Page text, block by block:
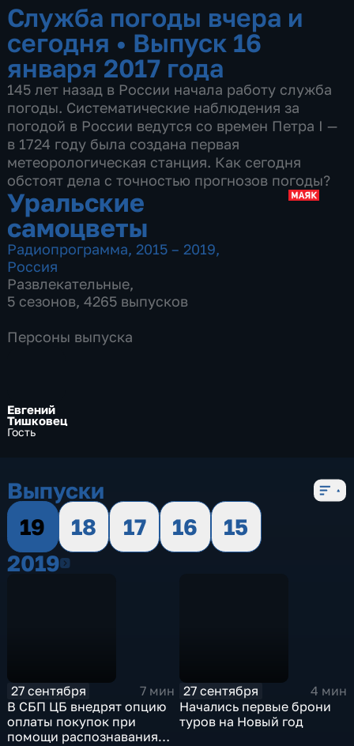
Служба погоды вчера и
сегодня • Выпуск 16
января 2017 года
145 лет назад в России начала работу служба
погоды. Систематические наблюдения за
погодой в России ведутся со времен Петра I —
в 1724 году была создана первая
метеорологическая станция. Как сегодня
обстоят дела с точностью прогнозов погоды?
Уральские
самоцветы
Радиопрограмма, 2015 – 2019,
Россия
Развлекательные,
5 сезонов, 4265 выпусков
Персоны выпуска
Евгений
Тишковец
Гость
Выпуски
19
18 17 16
15
20192019
27 сентября
7 мин
В СБП ЦБ внедрят опцию
оплаты покупок при
помощи распознавания
27 сентября
4 мин
Начались первые брони
туров на Новый год